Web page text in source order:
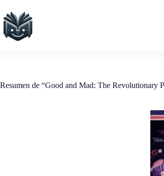
contenido
Resumen de “Good and Mad: The Revolutionary